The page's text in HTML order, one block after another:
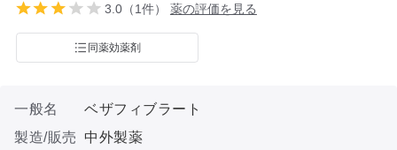
3.0（1件） 薬の評価を見る
同薬効薬剤
一般名
ベザフィブラート
製造/販売
中外製薬